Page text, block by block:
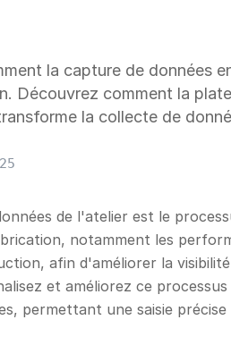
la capture de données
Découvrez comment la
la collecte de
de l'atelier est le
notamment les
afin d'améliorer la
et améliorez ce
permettant une saisie